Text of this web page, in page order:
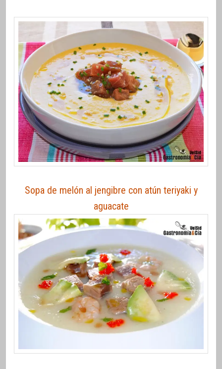
Sopa de melón al jengibre con atún teriyaki y
aguacate